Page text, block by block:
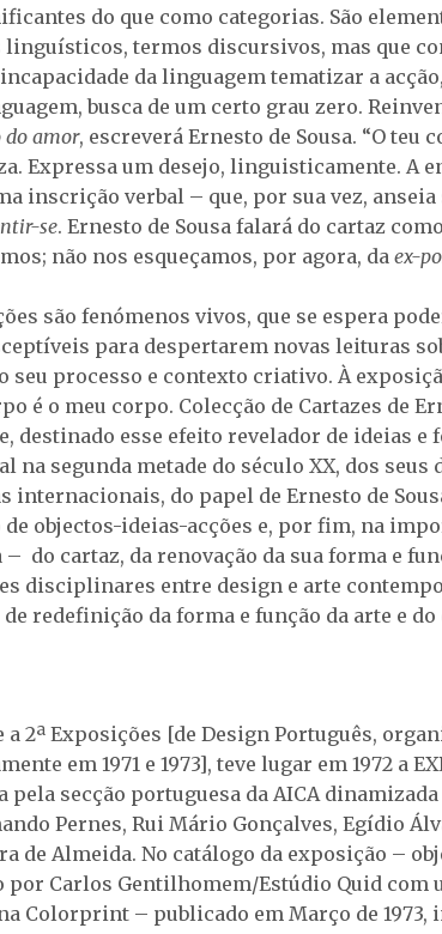
do que como categorias. São
termos discursivos, mas que
da linguagem tematizar a
busca de um certo grau zero.
do amor, escreverá Ernesto de Sousa. “O teu
Expressa um desejo, linguisticamente. A
inscrição verbal – que, por sua vez,
se. Ernesto de Sousa falará do cartaz
não nos esqueçamos, por agora, da ex-
são fenómenos vivos, que se espera
para despertarem novas leituras
seu processo e contexto criativo. À
é o meu corpo. Colecção de Cartazes de
destinado esse efeito revelador de ideias e
na segunda metade do século XX, dos seus
internacionais, do papel de Ernesto de
objectos-ideias-acções e, por fim, na
– do cartaz, da renovação da sua forma e
disciplinares entre design e arte
redefinição da forma e função da arte e do
a 2ª Exposições [de Design Português,
em 1971 e 1973], teve lugar em 1972 a
pela secção portuguesa da AICA
Pernes, Rui Mário Gonçalves, Egídio
de Almeida. No catálogo da exposição –
por Carlos Gentilhomem/Estúdio Quid com
Colorprint – publicado em Março de 1973,